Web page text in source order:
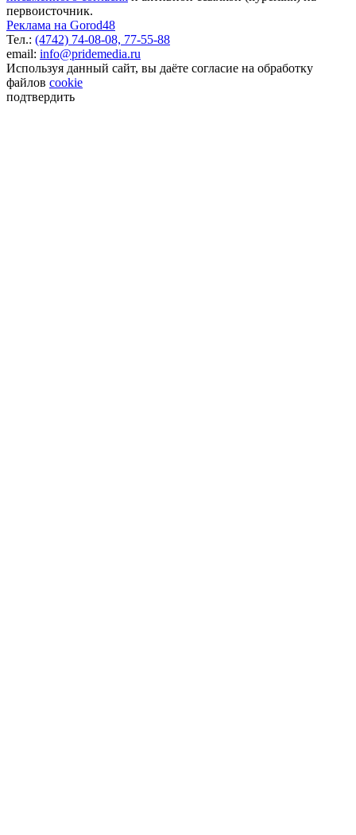
первоисточник.
Реклама на Gorod48
Тел.: (4742) 74-08-08, 77-55-88
email: info@pridemedia.ru
Используя данный сайт, вы даёте согласие на обработку
файлов cookie
подтвердить